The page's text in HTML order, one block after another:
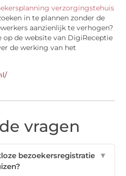
verzorgingstehuis
in te plannen zonder de
aanzienlijk te verhogen?
op de website van DigiReceptie
de werking van het
vragen
bezoekersregistratie
▼